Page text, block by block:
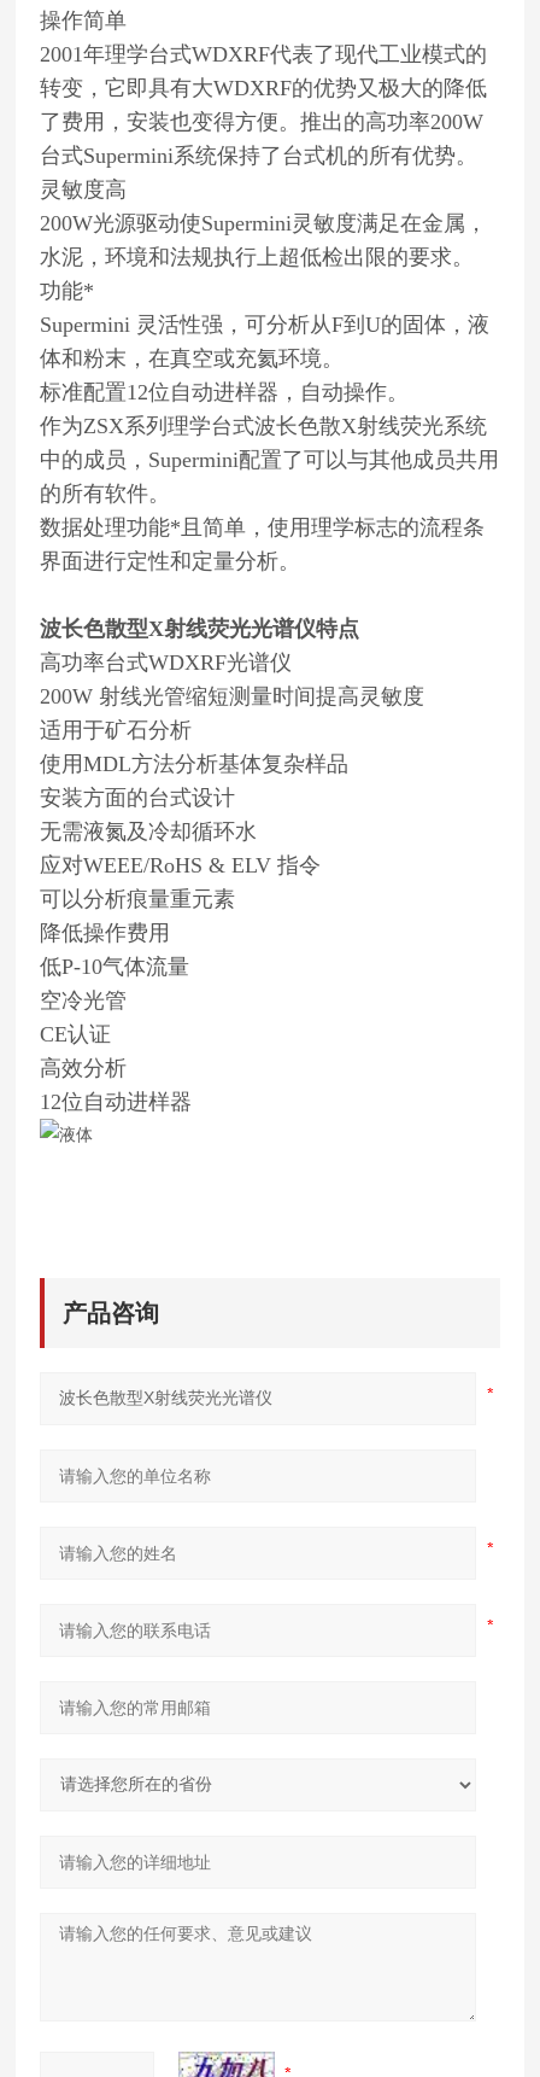
操作简单
2001年理学台式WDXRF代表了现代工业模式的
转变，它即具有大WDXRF的优势又极大的降低
了费用，安装也变得方便。推出的高功率200W
台式Supermini系统保持了台式机的所有优势。
灵敏度高
200W光源驱动使Supermini灵敏度满足在金属，
水泥，环境和法规执行上超低检出限的要求。
功能*
Supermini 灵活性强，可分析从F到U的固体，液
体和粉末，在真空或充氦环境。
标准配置12位自动进样器，自动操作。
作为ZSX系列理学台式波长色散X射线荧光系统
中的成员，Supermini配置了可以与其他成员共用
的所有软件。
数据处理功能*且简单，使用理学标志的流程条
界面进行定性和定量分析。
波长色散型X射线荧光光谱仪特点
高功率台式WDXRF光谱仪
200W 射线光管缩短测量时间提高灵敏度
适用于矿石分析
使用MDL方法分析基体复杂样品
安装方面的台式设计
无需液氮及冷却循环水
应对WEEE/RoHS & ELV 指令
可以分析痕量重元素
降低操作费用
低P-10气体流量
空冷光管
CE认证
高效分析
12位自动进样器
产品咨询